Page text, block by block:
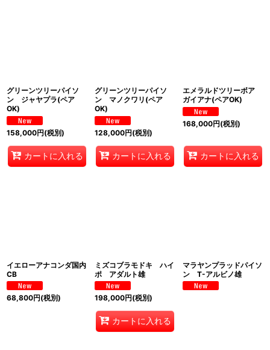
グリーンツリーパイソ
ン ジャヤプラ(ペア
OK)
158,000円(税別)
カートに入れる
グリーンツリーパイソ
ン マノクワリ(ペア
OK)
128,000円(税別)
カートに入れる
エメラルドツリーボア
ガイアナ(ペアOK)
168,000円(税別)
カートに入れる
イエローアナコンダ国内
CB
68,800円(税別)
ミズコブラモドキ ハイ
ポ アダルト雄
198,000円(税別)
カートに入れる
マラヤンプラッドパイソ
ン T-アルビノ雄